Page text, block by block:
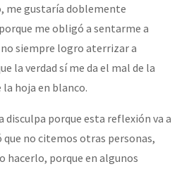
me gustaría doblemente
me obligó a sentarme a
siempre logro aterrizar a
la verdad sí me da el mal de la
hoja en blanco.
disculpa porque esta reflexión va a
que no citemos otras personas,
hacerlo, porque en algunos